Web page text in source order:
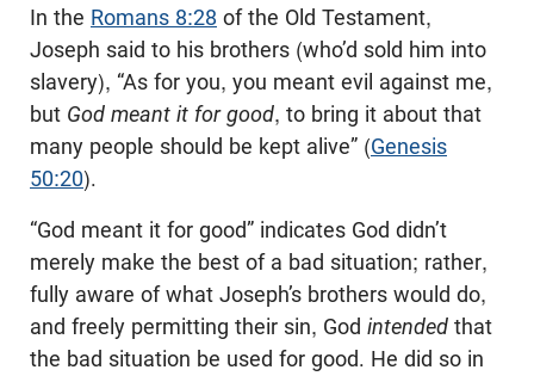
In the Romans 8:28 of the Old Testament,
Joseph said to his brothers (who’d sold him into
slavery), “As for you, you meant evil against me,
but God meant it for good, to bring it about that
many people should be kept alive” (Genesis
50:20).
“God meant it for good” indicates God didn’t
merely make the best of a bad situation; rather,
fully aware of what Joseph’s brothers would do,
and freely permitting their sin, God intended that
the bad situation be used for good. He did so in